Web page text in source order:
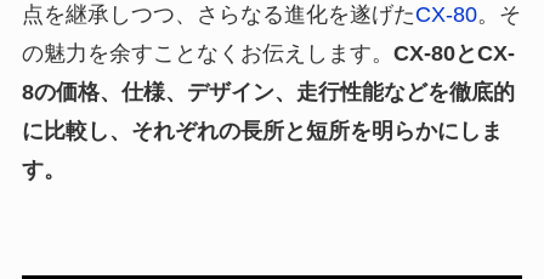
点を継承しつつ、さらなる進化を遂げたCX-80。そ
の魅力を余すことなくお伝えします。 CX-80とCX-
8の価格、仕様、デザイン、走行性能などを徹底的
に比較し、それぞれの長所と短所を明らかにしま
す。